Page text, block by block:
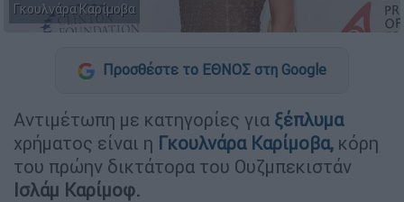
Γκουλνάρα Καρίμοβα
Προσθέστε το ΕΘΝΟΣ στη Google
Αντιμέτωπη με κατηγορίες για ξέπλυμα
χρήματος είναι η Γκουλνάρα Καρίμοβα, κόρη
του πρώην δικτάτορα του Ουζμπεκιστάν
Ισλάμ Καρίμοφ.